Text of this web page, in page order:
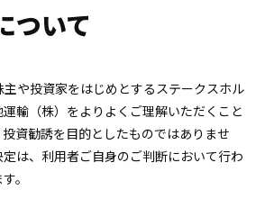
ついて
や投資家をはじめとするステークスホル
輸（株）をよりよくご理解いただくこと
資勧誘を目的としたものではありませ
は、利用者ご自身のご判断において行わ
。